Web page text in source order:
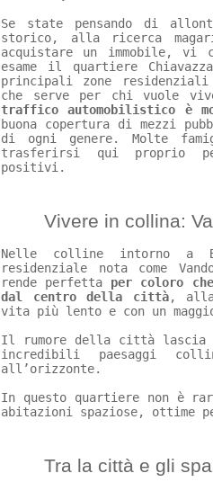
Se state pensando di
storico, alla ricerca
acquistare un immobile, vi
esame il quartiere
principali zone
che serve per chi vuole
traffico automobilistico è
buona copertura di mezzi
di ogni genere. Molte
trasferirsi qui proprio
positivi.
Vivere in collina:
Nelle colline intorno
residenziale nota come
rende perfetta per coloro
dal centro della città,
vita più lento e con un
Il rumore della città lascia
incredibili paesaggi
all’orizzonte.
In questo quartiere non è
abitazioni spaziose, ottime
Tra la città e gli